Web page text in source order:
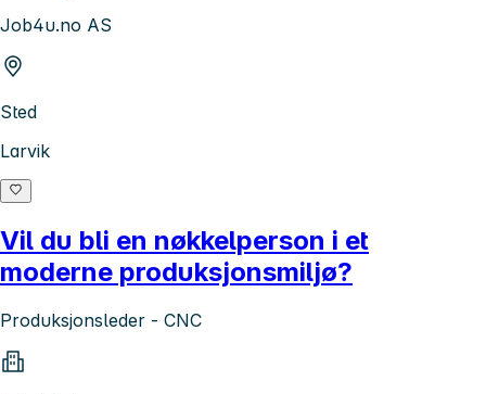
Job4u.no AS
Sted
Larvik
Vil du bli en nøkkelperson i et
moderne produksjonsmiljø?
Produksjonsleder - CNC